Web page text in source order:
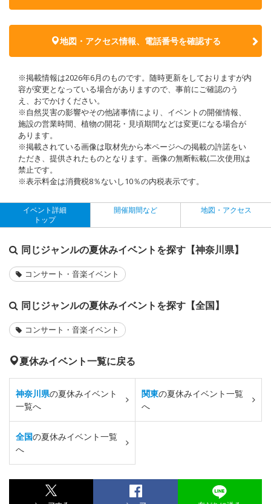
地図・アクセス情報、電話番号を確認する
※掲載情報は2026年6月のものです。随時更新をしておりますが内
容が変更となっている場合がありますので、事前にご確認のう
え、おでかけください。
※自然災害の影響やその他諸事情により、イベントの開催情報、
施設の営業時間、植物の開花・見頃期間などは変更になる場合が
あります。
※掲載されている画像は取材先から本ページへの掲載の許諾をい
ただき、提供されたものとなります。画像の無断転載(二次使用)は
禁止です。
※表示料金は消費税8％ないし10％の内税表示です。
イベント詳細
トップ
開催期間など 地図・アクセス
同じジャンルの夏休みイベントを探す【神奈川県】
コンサート・音楽イベント
同じジャンルの夏休みイベントを探す【全国】
コンサート・音楽イベント
夏休みイベント一覧に戻る
神奈川県の夏休みイベント
一覧へ
関東の夏休みイベント一覧
へ
全国の夏休みイベント一覧
へ